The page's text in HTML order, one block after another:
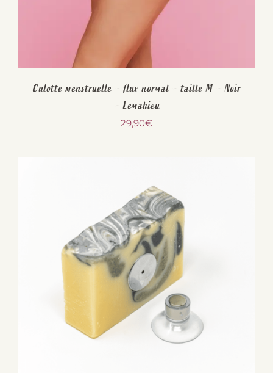
Culotte menstruelle – flux normal – taille M – Noir
– Lemahieu
29,90€